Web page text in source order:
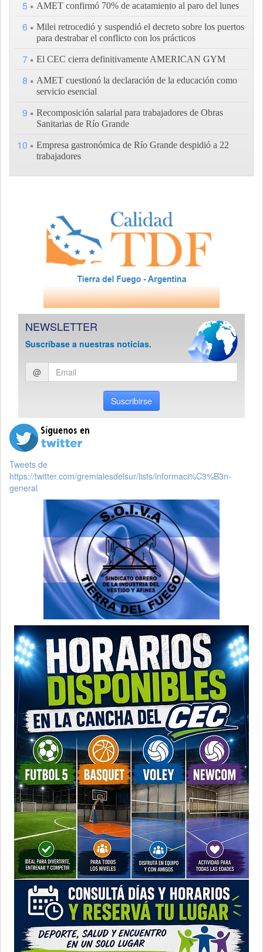
5 AMET confirmó 70% de acatamiento al paro del lunes
6
Milei retrocedió y suspendió el decreto sobre los puertos
para destrabar el conflicto con los prácticos
7 El CEC cierra definitivamente AMERICAN GYM
8
AMET cuestionó la declaración de la educación como
servicio esencial
9
Recomposición salarial para trabajadores de Obras
Sanitarias de Río Grande
10
Empresa gastronómica de Río Grande despidió a 22
trabajadores
NEWSLETTER
Suscríbase a nuestras noticias.
Ingresar
email
@
Suscribirse
Tweets de
https://twitter.com/gremialesdelsur/lists/informaci%C3%B3n-
general